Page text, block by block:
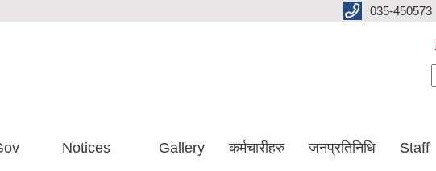
035-450573
Notices Gallery कर्मचारीहरु जनप्रतिनिधि Staff